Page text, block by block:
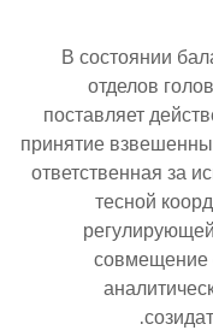
В состоянии
отделов
поставляет
принятие
ответственная за
тесной
совмещение